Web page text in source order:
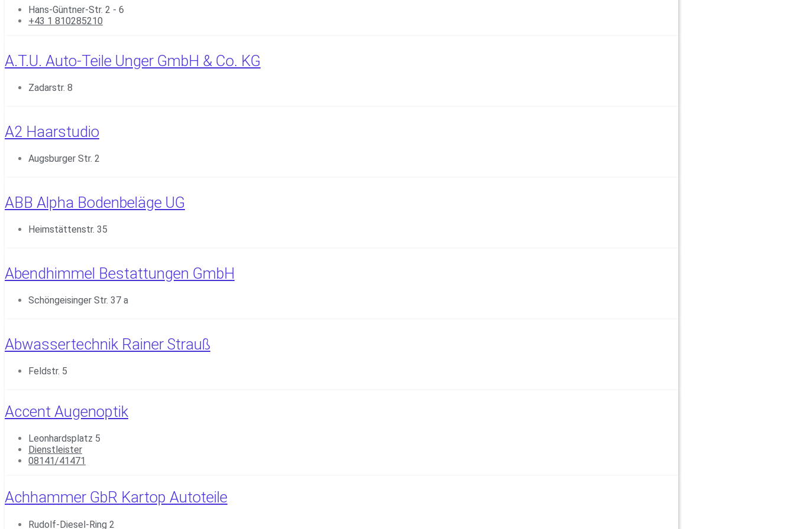
Hans-Güntner-Str. 2 - 6
+43 1 810285210
A.T.U. Auto-Teile Unger GmbH & Co. KG
Zadarstr. 8
A2 Haarstudio
Augsburger Str. 2
ABB Alpha Bodenbeläge UG
Heimstättenstr. 35
Abendhimmel Bestattungen GmbH
Schöngeisinger Str. 37 a
Abwassertechnik Rainer Strauß
Feldstr. 5
Accent Augenoptik
Leonhardsplatz 5
Dienstleister
08141/41471
Achhammer GbR Kartop Autoteile
Rudolf-Diesel-Ring 2